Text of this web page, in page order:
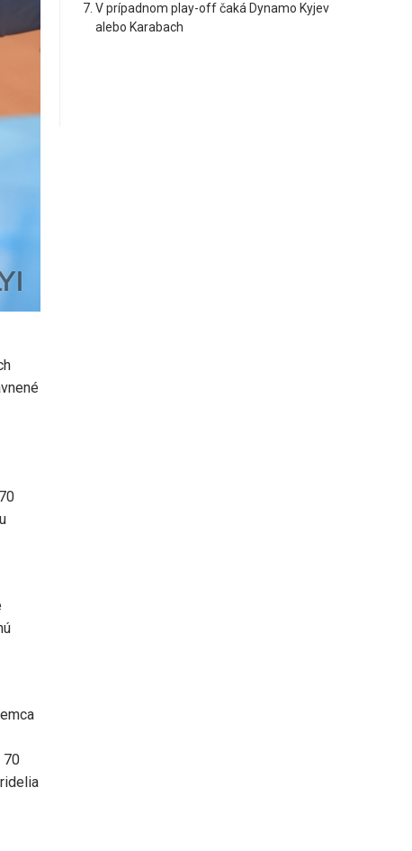
70
V prípadnom play-off čaká Dynamo Kyjev
alebo Karabach